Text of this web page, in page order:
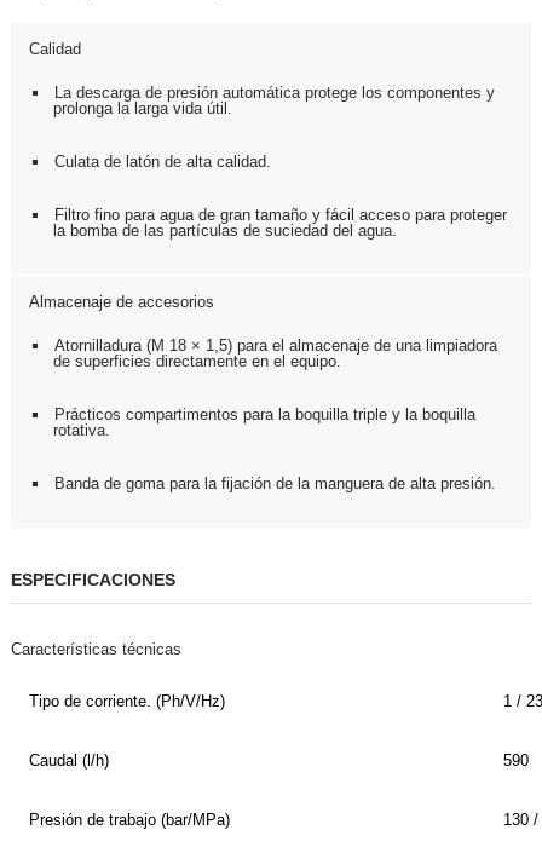
Calidad
La descarga de presión automática protege los componentes y
prolonga la larga vida útil.
Culata de latón de alta calidad.
Filtro fino para agua de gran tamaño y fácil acceso para proteger
la bomba de las partículas de suciedad del agua.
Almacenaje de accesorios
Atornilladura (M 18 × 1,5) para el almacenaje de una limpiadora
de superficies directamente en el equipo.
Prácticos compartimentos para la boquilla triple y la boquilla
rotativa.
Banda de goma para la fijación de la manguera de alta presión.
ESPECIFICACIONES
Características técnicas
Tipo de corriente. (Ph/V/Hz) 1 /
Caudal (l/h) 590
Presión de trabajo (bar/MPa) 130 /